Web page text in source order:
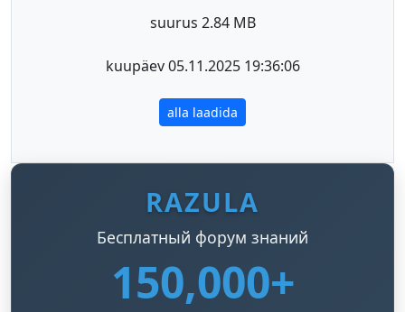
suurus 2.84 MB
kuupäev 05.11.2025 19:36:06
alla laadida
RAZULA
Бесплатный форум знаний
150,000+